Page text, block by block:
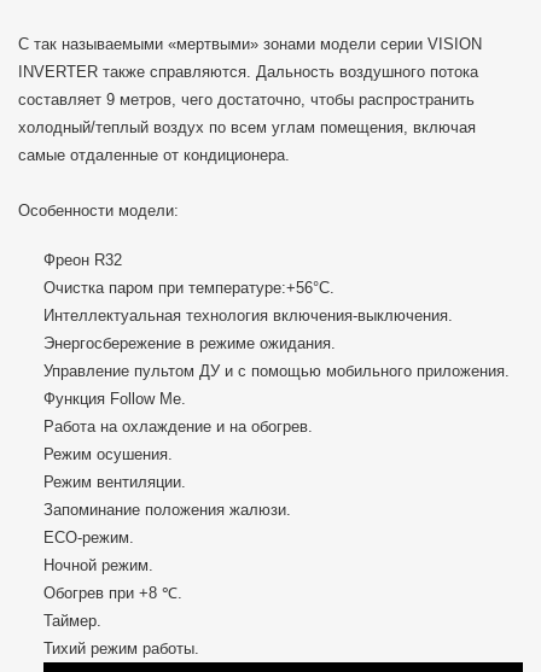
С так называемыми «мертвыми» зонами модели серии VISION
INVERTER также справляются. Дальность воздушного потока
составляет 9 метров, чего достаточно, чтобы распространить
холодный/теплый воздух по всем углам помещения, включая
самые отдаленные от кондиционера.
Особенности модели:
Фреон R32
Очистка паром при температуре:+56°C.
Интеллектуальная технология включения-выключения.
Энергосбережение в режиме ожидания.
Управление пультом ДУ и с помощью мобильного приложения.
Функция Follow Me.
Работа на охлаждение и на обогрев.
Режим осушения.
Режим вентиляции.
Запоминание положения жалюзи.
ECO-режим.
Ночной режим.
Обогрев при +8 ℃.
Таймер.
Тихий режим работы.